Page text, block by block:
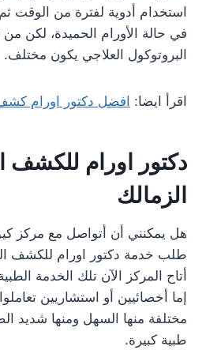
استخدام أدوية لفترة من الوقت
في حالة الأورام الحميدة، لكن من
البروتوكول العلاجي يكون مختلف.
اقرأ ايضا: افضل دكتور اورام
دكتور اورام للكشف
الزمالك
هل يمكنني أن أتواصل مع مركز
طلب خدمة دكتور اورام للكشف
أتاح المركز الآن تلك الخدمة
إما أخصائيين أو استشاريين
مختلفة منها السهل ومنها شديد
طبية كبيرة.